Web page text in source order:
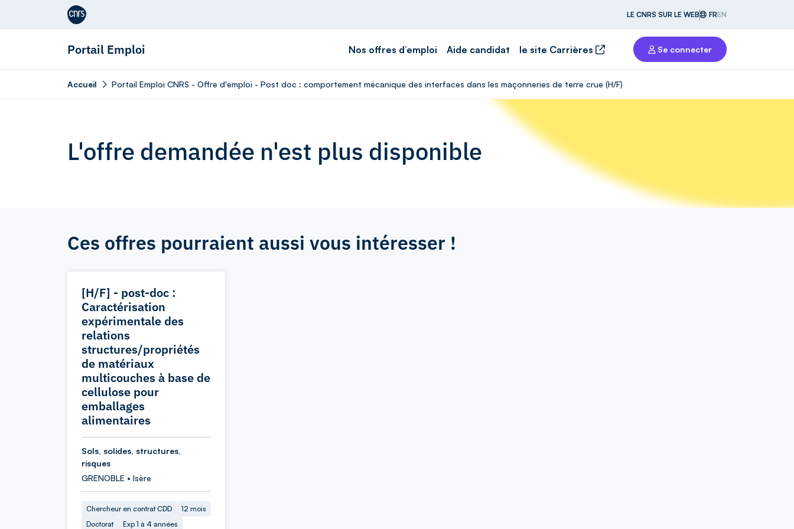
Aller au contenu
LE CNRS SUR LE WEB FREN
Portail Emploi Nos offres d’emploi Aide candidat le site Carrières Se connecter
Accueil Portail Emploi CNRS - Offre d'emploi - Post doc : comportement mécanique des interfaces dans les maçonneries de terre crue (H/F)
L'offre demandée n'est plus disponible
Ces offres pourraient aussi vous intéresser !
[H/F] - post-doc :
Caractérisation
expérimentale des
relations
structures/propriétés
de matériaux
multicouches à base de
cellulose pour
emballages
alimentaires
Sols, solides, structures,
risques
GRENOBLE • Isère
Chercheur en contrat CDD
12 mois
Doctorat
Exp 1 à 4 années